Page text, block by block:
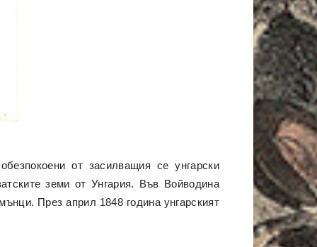
от засилващия се унгарски
земи от Унгария. Във Войводина
През април 1848 година унгарският